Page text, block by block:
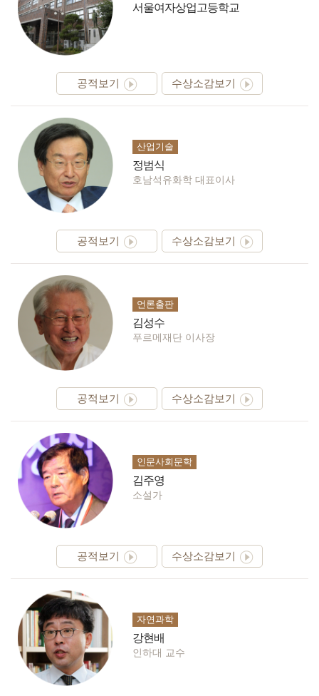
서울여자상업고등학교
공적보기 수상소감보기
산업기술
정범식
호남석유화학 대표이사
공적보기 수상소감보기
언론출판
김성수
푸르메재단 이사장
공적보기 수상소감보기
인문사회문학
김주영
소설가
공적보기 수상소감보기
자연과학
강현배
인하대 교수